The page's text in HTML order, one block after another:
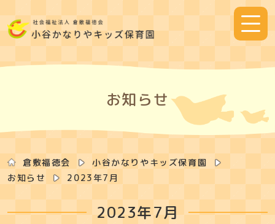
to
content
お知らせ
倉敷福徳会
小谷かなりやキッズ保育園
お知らせ
2023年7月
2023年7月